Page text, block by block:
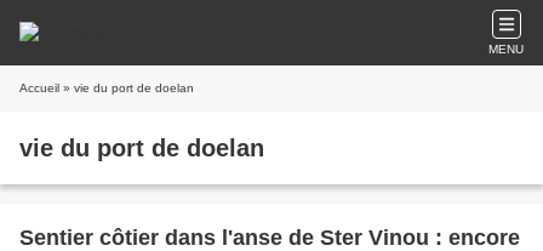
MENU
Accueil » vie du port de doelan
vie du port de doelan
Sentier côtier dans l'anse de Ster Vinou : encore